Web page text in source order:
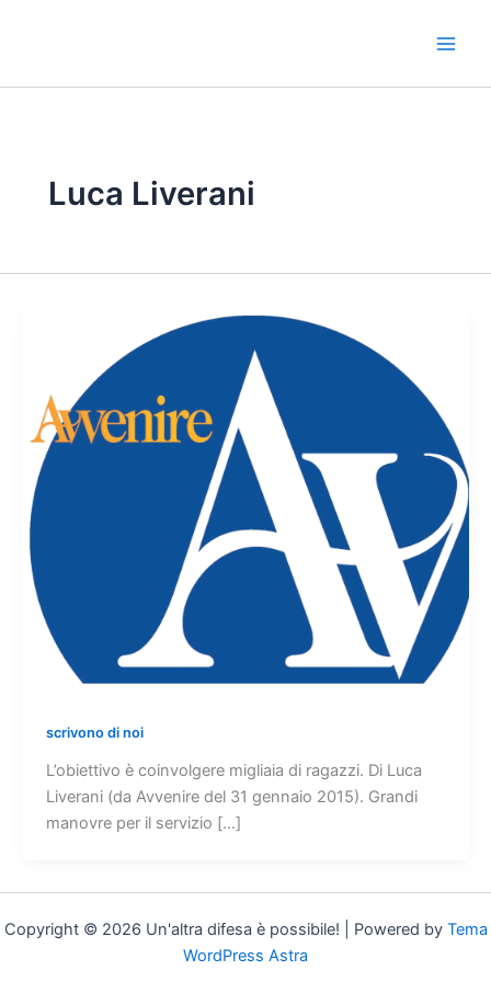
Luca Liverani
scrivono di noi
L’obiettivo è coinvolgere migliaia di ragazzi. Di Luca
Liverani (da Avvenire del 31 gennaio 2015). Grandi
manovre per il servizio […]
Copyright © 2026 Un'altra difesa è possibile! | Powered by Tema
WordPress Astra